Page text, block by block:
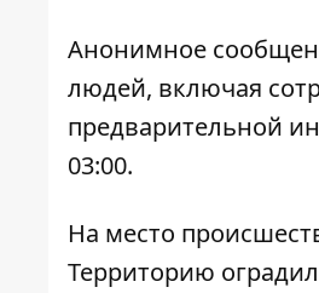
Анонимное
людей, включая
предварительной
03:00.
На место
Территорию